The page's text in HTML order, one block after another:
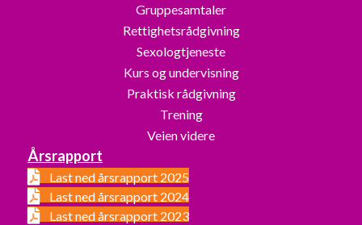
Gruppesamtaler
Rettighetsrådgivning
Sexologtjeneste
Kurs og undervisning
Praktisk rådgivning
Trening
Veien videre
Årsrapport
Last ned årsrapport 2025
Last ned årsrapport 2024
Last ned årsrapport 2023